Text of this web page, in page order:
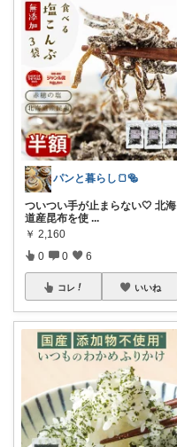
パンと暮らし🍞🥯
ついつい手が止まらない🤍 北海
道産昆布を使 ...
￥ 2,160
0 0 6
コレ いいね